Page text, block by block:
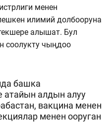
менен
илимий долбооруна
алышат. Бул
соолукту чыңдоо
башка
атайын алдын алуу
вакцина менен
менен ооруган